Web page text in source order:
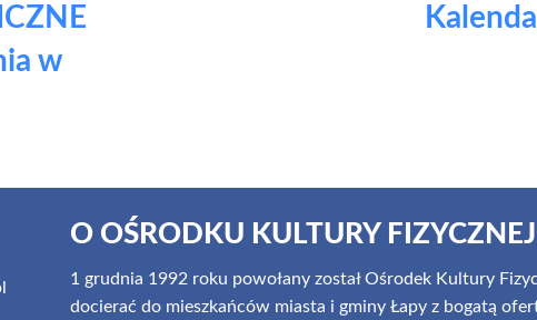
w
O OŚRODKU KULTURY
1 grudnia 1992 roku powołany został Ośrodek Kultury
docierać do mieszkańców miasta i gminy Łapy z bogatą